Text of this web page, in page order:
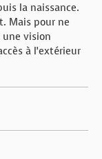
la naissance.
Mais pour ne
une vision
à l’extérieur